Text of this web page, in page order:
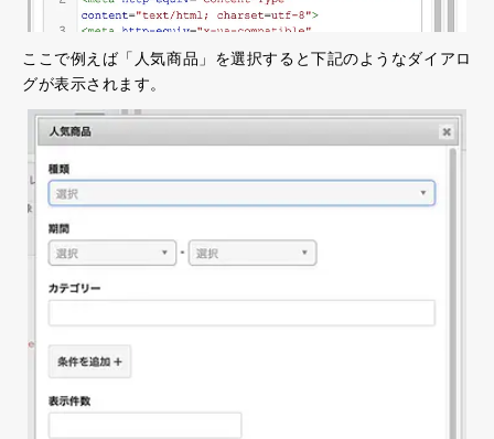
ここで例えば「人気商品」を選択すると下記のようなダイアロ
グが表示されます。